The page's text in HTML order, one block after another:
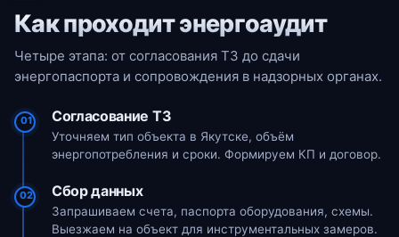
Как проходит энергоаудит
Четыре этапа: от согласования ТЗ до сдачи
энергопаспорта и сопровождения в надзорных органах.
01 Согласование ТЗ
Уточняем тип объекта в Якутске, объём
энергопотребления и сроки. Формируем КП и договор.
02 Сбор данных
Запрашиваем счета, паспорта оборудования, схемы.
Выезжаем на объект для инструментальных замеров.